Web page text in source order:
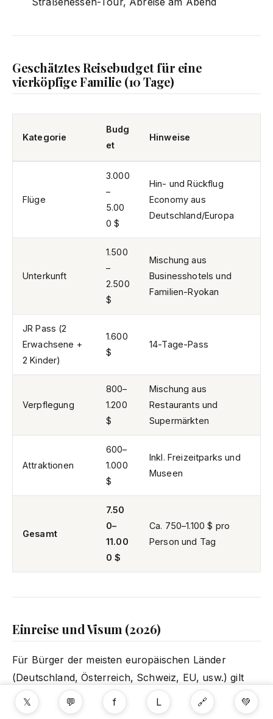
Geschätztes Reisebudget für eine
vierköpfige Familie (10 Tage)
Kategorie
Budg
et
Hinweise
Flüge
3.000
–
5.00
0 $
Hin- und Rückflug
Economy aus
Deutschland/Europa
Unterkunft
1.500
–
2.500
$
Mischung aus
Businesshotels und
Familien-Ryokan
JR Pass (2
Erwachsene +
2 Kinder)
1.600
$
14-Tage-Pass
Verpflegung
800–
1.200
$
Mischung aus
Restaurants und
Supermärkten
Attraktionen
600–
1.000
$
Inkl. Freizeitparks und
Museen
Gesamt
7.50
0–
11.00
0 $
Ca. 750–1.100 $ pro
Person und Tag
Einreise und Visum (2026)
Für Bürger der meisten europäischen Länder
(Deutschland, Österreich, Schweiz, EU, usw.) gilt
Visafreiheit für Aufenthalte bis zu 90 Tagen. Auf der
Website des japanischen Außenministeriums die
𝕏 💬 f L 🔗 💚